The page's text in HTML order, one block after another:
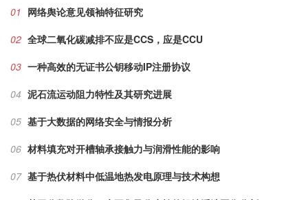
01 网络舆论意见领袖特征研究
02 全球二氧化碳减排不应是CCS，应是CCU
03 一种高效的无证书公钥移动IP注册协议
04 泥石流运动阻力特性及其研究进展
05 基于大数据的网络安全与情报分析
06 材料填充对开槽轴承接触力与润滑性能的影响
07 基于热伏材料中低温地热发电原理与技术构想